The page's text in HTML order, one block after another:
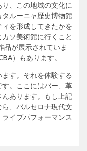
、この地域の文化に
ルーニャ歴史博物館
を形成してきたかを
ソ美術館に行くこと
品が展示されていま
）もあります。
す。それを体験する
。ここにはバー、革
あります。もし上記
、バルセロナ現代文
イブパフォーマンス